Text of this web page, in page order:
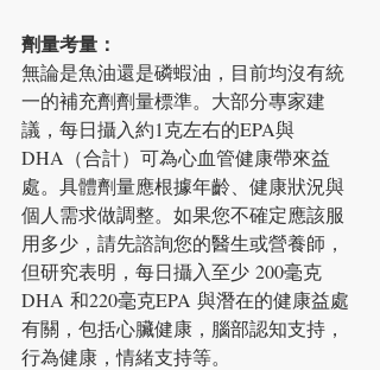
劑量考量：
無論是魚油還是磷蝦油，目前均沒有統
一的補充劑劑量標準。大部分專家建
議，每日攝入約1克左右的EPA與
DHA（合計）可為心血管健康帶來益
處。具體劑量應根據年齡、健康狀況與
個人需求做調整。如果您不確定應該服
用多少，請先諮詢您的醫生或營養師，
但研究表明，每日攝入至少 200毫克
DHA 和220毫克EPA 與潛在的健康益處
有關，包括心臟健康，腦部認知支持，
行為健康，情緒支持等。